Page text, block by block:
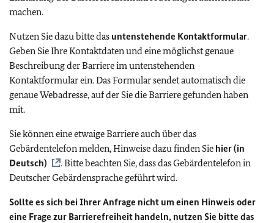
machen.
Nutzen Sie dazu bitte das untenstehende Kontaktformular.
Geben Sie Ihre Kontaktdaten und eine möglichst genaue
Beschreibung der Barriere im untenstehenden
Kontaktformular ein. Das Formular sendet automatisch die
genaue Webadresse, auf der Sie die Barriere gefunden haben
mit.
Sie können eine etwaige Barriere auch über das
Gebärdentelefon melden, Hinweise dazu finden Sie hier (in
Deutsch)
. Bitte beachten Sie, dass das Gebärdentelefon in
Deutscher Gebärdensprache geführt wird.
Sollte es sich bei Ihrer Anfrage nicht um einen Hinweis oder
eine Frage zur Barrierefreiheit handeln, nutzen Sie bitte das